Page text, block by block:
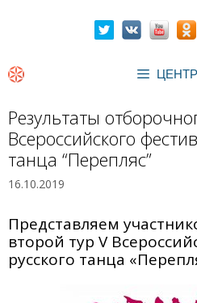
Результаты
Всероссийского
танца “Перепляс”
16.10.2019
Представляем
второй тур V
русского танца